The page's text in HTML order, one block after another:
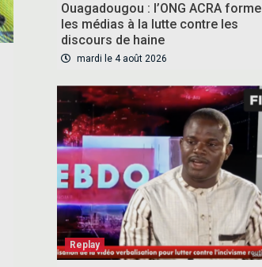
Ouagadougou : l’ONG ACRA forme
les médias à la lutte contre les
discours de haine
mardi le 4 août 2026
Replay